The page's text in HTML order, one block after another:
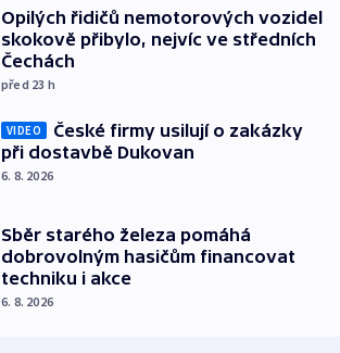
Opilých řidičů nemotorových vozidel
skokově přibylo, nejvíc ve středních
Čechách
před 23 h
VIDEO
České firmy usilují o zakázky
při dostavbě Dukovan
6. 8. 2026
Sběr starého železa pomáhá
dobrovolným hasičům financovat
techniku i akce
6. 8. 2026